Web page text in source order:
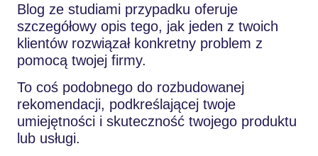
Blog ze studiami przypadku oferuje
szczegółowy opis tego, jak jeden z twoich
klientów rozwiązał konkretny problem z
pomocą twojej firmy.
To coś podobnego do rozbudowanej
rekomendacji, podkreślającej twoje
umiejętności i skuteczność twojego produktu
lub usługi.